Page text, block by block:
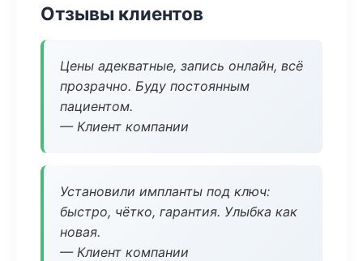
Отзывы клиентов
Цены адекватные, запись онлайн, всё
прозрачно. Буду постоянным
пациентом.
— Клиент компании
Установили импланты под ключ:
быстро, чётко, гарантия. Улыбка как
новая.
— Клиент компании